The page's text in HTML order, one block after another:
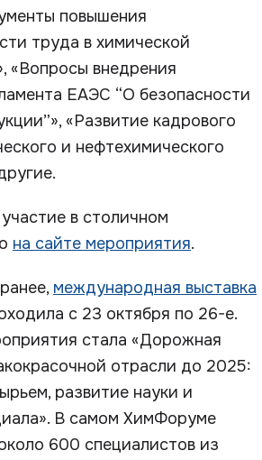
повышения
труда в химической
«Вопросы внедрения
ЕАЭС “О безопасности
«Развитие кадрового
и нефтехимического
в столичном
на сайте мероприятия.
международная выставка
с 23 октября по 26-е.
стала «Дорожная
отрасли до 2025:
развитие науки и
В самом ХимФоруме
600 специалистов из